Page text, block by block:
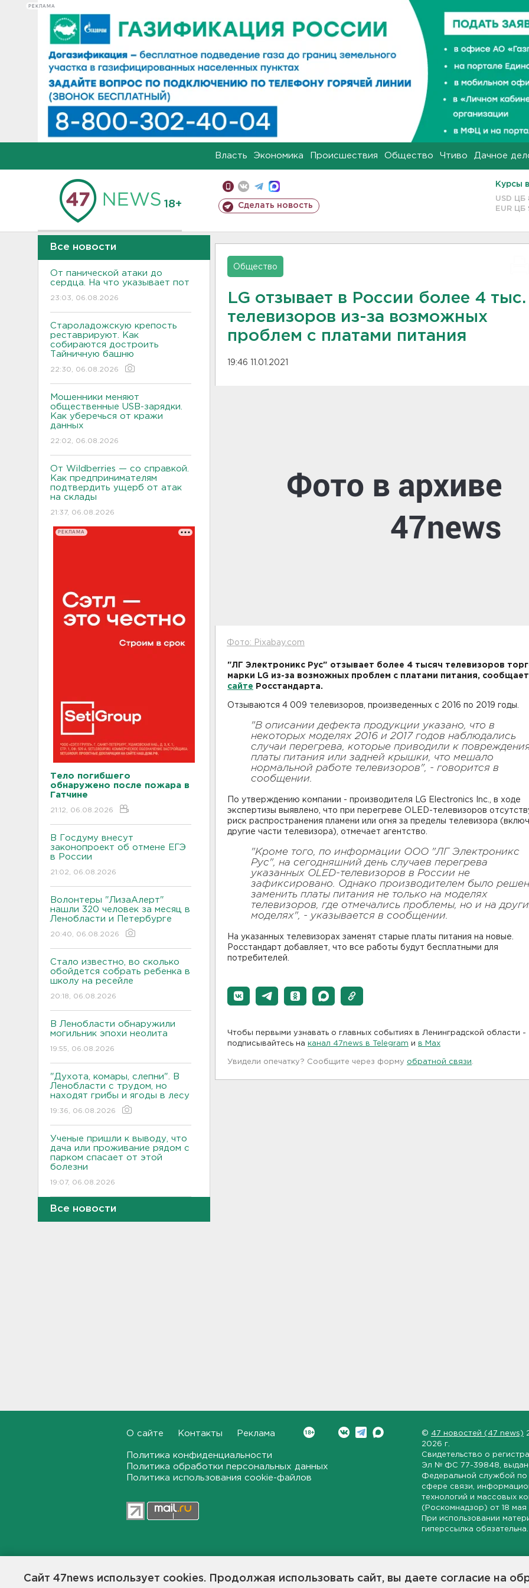
Сайт 47news использует cookies. Продолжая использовать сайт, вы даете согласие на
РЕКЛАМА
Власть Экономика Происшествия Общество Чтиво Дачное
18+ Сделать новость
Курсы
USD ЦБ
EUR ЦБ
Все новости
От панической атаки до
сердца. На что указывает пот
23:03, 06.08.2026
Староладожскую крепость
реставрируют. Как
собираются достроить
Тайничную башню
22:30, 06.08.2026
Мошенники меняют
общественные USB-зарядки.
Как уберечься от кражи
данных
22:02, 06.08.2026
От Wildberries — со справкой.
Как предпринимателям
подтвердить ущерб от атак
на склады
21:37, 06.08.2026
РЕКЛАМА
Тело погибшего
обнаружено после пожара в
Гатчине
21:12, 06.08.2026
В Госдуму внесут
законопроект об отмене ЕГЭ
в России
21:02, 06.08.2026
Волонтеры "ЛизаАлерт"
нашли 320 человек за месяц в
Ленобласти и Петербурге
20:40, 06.08.2026
Стало известно, во сколько
обойдется собрать ребенка в
школу на ресейле
20:18, 06.08.2026
В Ленобласти обнаружили
могильник эпохи неолита
19:55, 06.08.2026
"Духота, комары, слепни". В
Ленобласти с трудом, но
находят грибы и ягоды в лесу
19:36, 06.08.2026
Ученые пришли к выводу, что
дача или проживание рядом с
парком спасает от этой
болезни
19:07, 06.08.2026
Для иностранных
На "Сортавалу" съехались
спасатели и дорожники.
итоги приемной
17:36, 06.08.2026
Все новости
Общество
LG отзывает в России более 4 тыс.
телевизоров из-за возможных
проблем с платами питания
19:46 11.01.2021
Фото: Pixabay.com
"ЛГ Электроникс Рус" отзывает более 4 тысяч телевизоров
марки LG из-за возможных проблем с платами питания,
сайте Росстандарта.
Отзываются 4 009 телевизоров, произведенных с 2016 по 2019 годы.
"В описании дефекта продукции указано, что в
некоторых моделях 2016 и 2017 годов наблюдались
случаи перегрева, которые приводили к
платы питания или задней крышки, что мешало
нормальной работе телевизоров", - говорится в
сообщении.
По утверждению компании - производителя LG Electronics Inc., в ходе
экспертизы выявлено, что при перегреве OLED-телевизоров
риск распространения пламени или огня за пределы телевизора
другие части телевизора), отмечает агентство.
"Кроме того, по информации ООО "ЛГ Электроникс
Рус", на сегодняшний день случаев перегрева
указанных OLED-телевизоров в России не
зафиксировано. Однако производителем было
заменить платы питания не только на моделях
телевизоров, где отмечались проблемы, но и на
моделях", - указывается в сообщении.
На указанных телевизорах заменят старые платы питания на новые.
Росстандарт добавляет, что все работы будут бесплатными для
потребителей.
Чтобы первыми узнавать о главных событиях в Ленинградской области -
подписывайтесь на канал 47news в Telegram и в Maх
Увидели опечатку? Сообщите через форму обратной связи
О сайте Контакты Реклама
Политика конфиденциальности
Политика обработки персональных данных
Политика использования cookie-файлов
© 47 новостей (47 news)
2026 г.
Свидетельство о
Эл № ФС 77-39848 ,
Федеральной службой по
сфере связи,
технологий и массовых
(Роскомнадзор) от 18 мая
При использовании
гиперссылка обязательна.
общественной жизни в Ленинградской области, экономической и инвестиционной активности в
Создатели рассчитывают, что «47 новостей» станет популярной и конструктивной площадкой